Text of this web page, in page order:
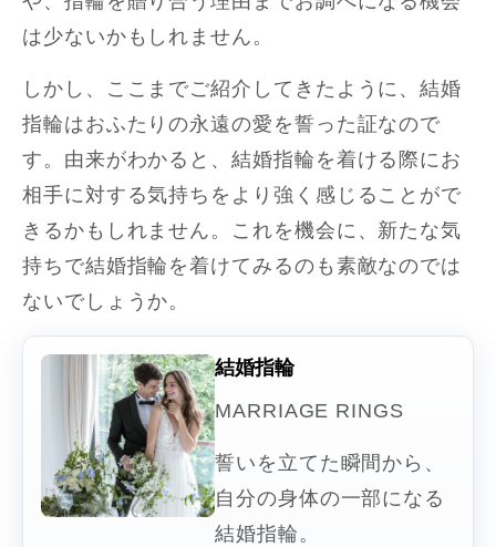
は少ないかもしれません。
しかし、ここまでご紹介してきたように、結婚
指輪はおふたりの永遠の愛を誓った証なので
す。由来がわかると、結婚指輪を着ける際にお
相手に対する気持ちをより強く感じることがで
きるかもしれません。これを機会に、新たな気
持ちで結婚指輪を着けてみるのも素敵なのでは
ないでしょうか。
結婚指輪
MARRIAGE RINGS
誓いを立てた瞬間から、
自分の身体の一部になる
結婚指輪。